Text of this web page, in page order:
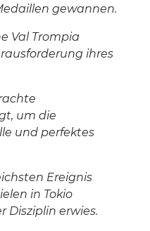
gewannen.
Val Trompia
ihres
um die
und perfektes
Ereignis
in Tokio
Disziplin erwies.